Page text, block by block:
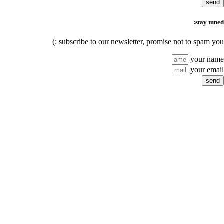
subscribe to our